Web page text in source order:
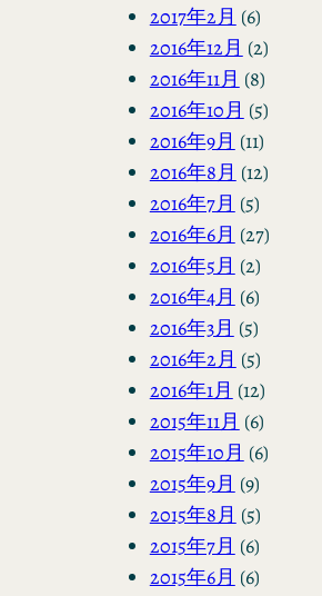
2017年2月 (6)
2016年12月 (2)
2016年11月 (8)
2016年10月 (5)
2016年9月 (11)
2016年8月 (12)
2016年7月 (5)
2016年6月 (27)
2016年5月 (2)
2016年4月 (6)
2016年3月 (5)
2016年2月 (5)
2016年1月 (12)
2015年11月 (6)
2015年10月 (6)
2015年9月 (9)
2015年8月 (5)
2015年7月 (6)
2015年6月 (6)